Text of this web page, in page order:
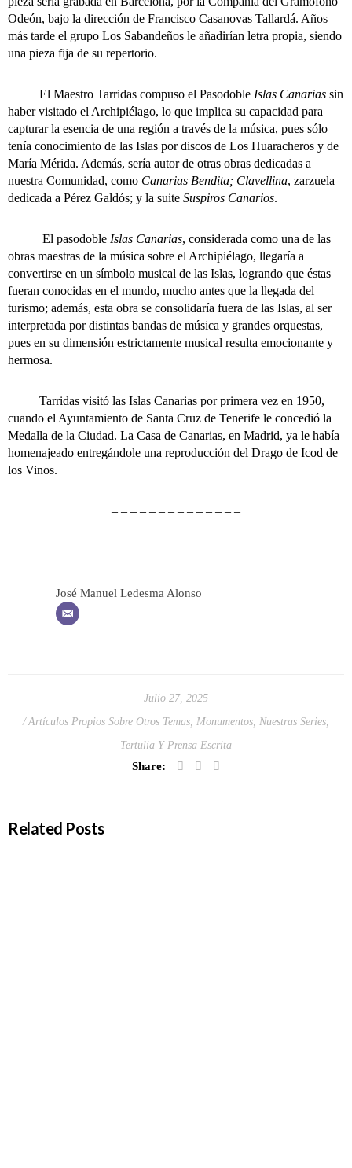
Odeón, bajo la dirección de Francisco Casanovas Tallardá. Años
más tarde el grupo Los Sabandeños le añadirían letra propia, siendo
una pieza fija de su repertorio.
El Maestro Tarridas compuso el Pasodoble Islas Canarias sin
haber visitado el Archipiélago, lo que implica su capacidad para
capturar la esencia de una región a través de la música, pues sólo
tenía conocimiento de las Islas por discos de Los Huaracheros y de
María Mérida. Además, sería autor de otras obras dedicadas a
nuestra Comunidad, como Canarias Bendita; Clavellina, zarzuela
dedicada a Pérez Galdós; y la suite Suspiros Canarios.
El pasodoble Islas Canarias, considerada como una de las
obras maestras de la música sobre el Archipiélago, llegaría a
convertirse en un símbolo musical de las Islas, logrando que éstas
fueran conocidas en el mundo, mucho antes que la llegada del
turismo; además, esta obra se consolidaría fuera de las Islas, al ser
interpretada por distintas bandas de música y grandes orquestas,
pues en su dimensión estrictamente musical resulta emocionante y
hermosa.
Tarridas visitó las Islas Canarias por primera vez en 1950,
cuando el Ayuntamiento de Santa Cruz de Tenerife le concedió la
Medalla de la Ciudad. La Casa de Canarias, en Madrid, ya le había
homenajeado entregándole una reproducción del Drago de Icod de
los Vinos.
– – – – – – – – – – – – – –
José Manuel Ledesma Alonso
Julio 27, 2025
Artículos Propios Sobre Otros Temas Monumentos Nuestras Series
Tertulia Y Prensa Escrita
Share:
Related Posts